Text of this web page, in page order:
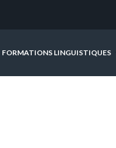
FORMATIONS LINGUISTIQUES